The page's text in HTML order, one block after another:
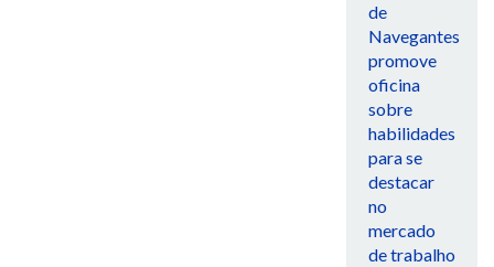
de
Navegantes
promove
oficina
sobre
habilidades
para se
destacar
no
mercado
de trabalho